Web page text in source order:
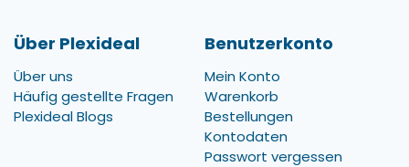
Über Plexideal
Über uns
Häufig gestellte Fragen
Plexideal Blogs
Benutzerkonto
Mein Konto
Warenkorb
Bestellungen
Kontodaten
Passwort vergessen